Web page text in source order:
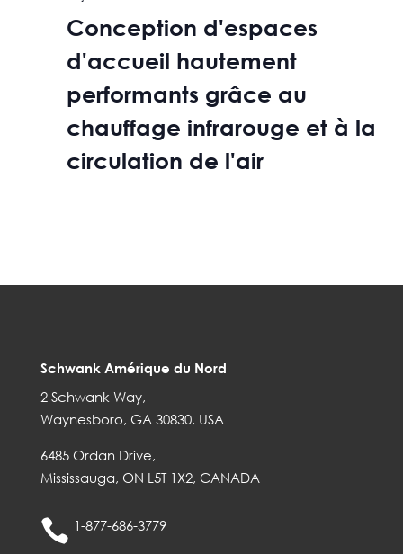
Conception d'espaces
d'accueil hautement
performants grâce au
chauffage infrarouge et à la
circulation de l'air
Schwank Amérique du Nord
2 Schwank Way,
Waynesboro, GA 30830, USA
6485 Ordan Drive,
Mississauga, ON L5T 1X2, CANADA
 1-877-686-3779